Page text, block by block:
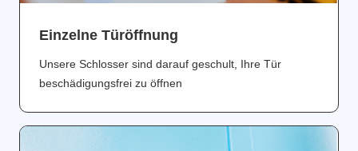
Einzelne Türöffnung
Unsere Schlosser sind darauf geschult, Ihre Tür
beschädigungsfrei zu öffnen